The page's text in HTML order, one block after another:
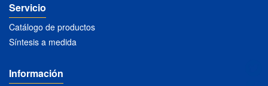
Servicio
Catálogo de productos
Síntesis a medida
Información